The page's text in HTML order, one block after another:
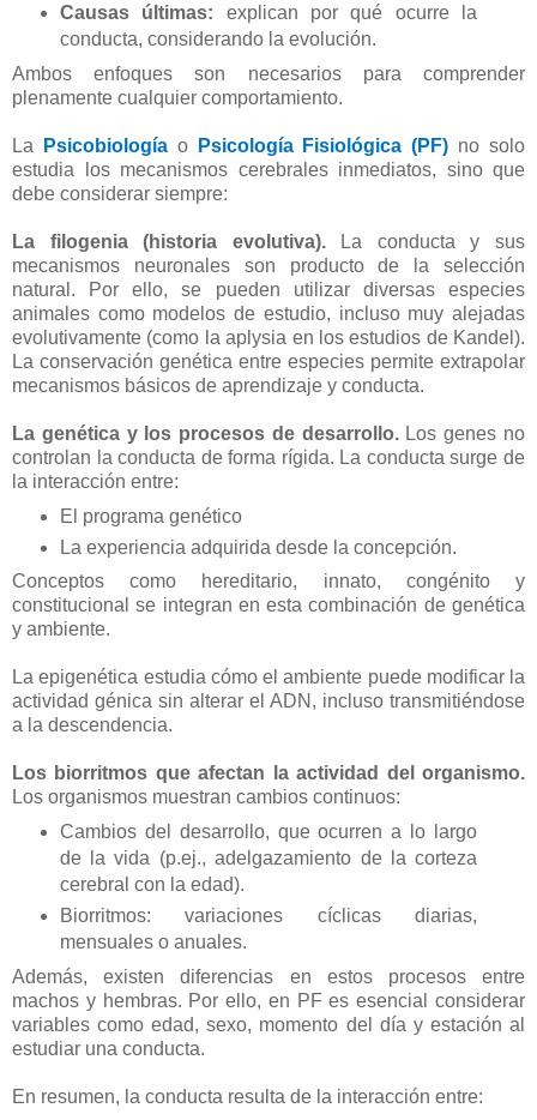
Causas últimas: explican por qué ocurre la
conducta, considerando la evolución.
Ambos enfoques son necesarios para comprender
plenamente cualquier comportamiento.
La Psicobiologíao Psicología Fisiológica (PF) no solo
estudia los mecanismos cerebrales inmediatos, sino que
debe considerar siempre:
La filogenia (historia evolutiva).La conducta y sus
mecanismos neuronales son producto de la selección
natural. Por ello, se pueden utilizar diversas especies
animales como modelos de estudio, incluso muy alejadas
evolutivamente (como la aplysia en los estudios de Kandel).
La conservación genética entre especies permite extrapolar
mecanismos básicos de aprendizaje y conducta.
La genética y los procesos de desarrollo.Los genes no
controlan la conducta de forma rígida. La conducta surge de
la interacción entre:
El programa genético
La experiencia adquirida desde la concepción.
Conceptos como hereditario, innato, congénito y
constitucional se integran en esta combinación de genética
y ambiente.
La epigenética estudia cómo el ambiente puede modificar la
actividad génica sin alterar el ADN, incluso transmitiéndose
a la descendencia.
Los biorritmos que afectan la actividad del organismo.
Los organismos muestran cambios continuos:
Cambios del desarrollo, que ocurren a lo largo
de la vida (p.ej., adelgazamiento de la corteza
cerebral con la edad).
Biorritmos: variaciones cíclicas diarias,
mensuales o anuales.
Además, existen diferencias en estos procesos entre
machos y hembras. Por ello, en PF es esencial considerar
variables como edad, sexo, momento del día y estación al
estudiar una conducta.
En resumen, la conducta resulta de la interacción entre: